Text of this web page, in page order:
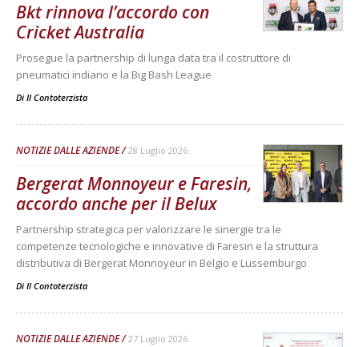
Bkt rinnova l’accordo con
Cricket Australia
Prosegue la partnership di lunga data tra il costruttore di
pneumatici indiano e la Big Bash League
Di Il Contoterzista
NOTIZIE DALLE AZIENDE 28 Luglio 2026
Bergerat Monnoyeur e Faresin,
accordo anche per il Belux
Partnership strategica per valorizzare le sinergie tra le
competenze tecnologiche e innovative di Faresin e la struttura
distributiva di Bergerat Monnoyeur in Belgio e Lussemburgo
Di Il Contoterzista
NOTIZIE DALLE AZIENDE 27 Luglio 2026